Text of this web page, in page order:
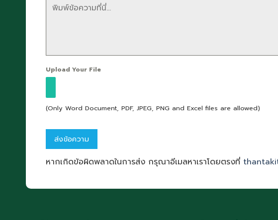
Upload Your File
(Only Word Document, PDF, JPEG, PNG and Excel files are allowed)
หากเกิดข้อผิดพลาดในการส่ง กรุณาอีเมลหาเราโดยตรงที่